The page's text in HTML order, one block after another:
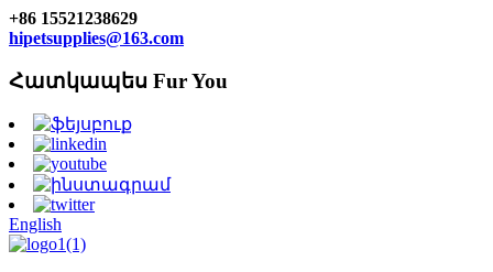
+86 15521238629
hipetsupplies@163.com
Հատկապես Fur You
English